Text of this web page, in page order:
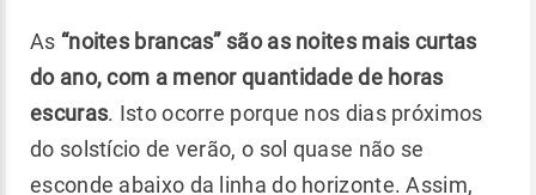
As “noites brancas” são as noites mais curtas
do ano, com a menor quantidade de horas
escuras. Isto ocorre porque nos dias próximos
do solstício de verão, o sol quase não se
esconde abaixo da linha do horizonte. Assim,